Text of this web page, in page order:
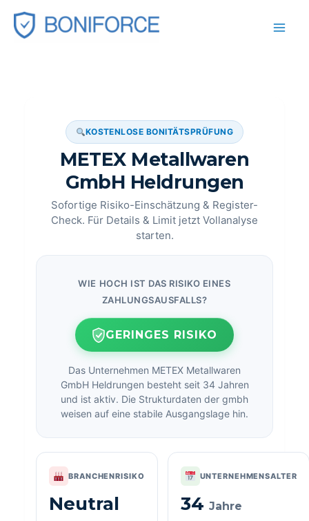
Zum
Inhalt
KOSTENLOSE BONITÄTSPRÜFUNG
METEX Metallwaren
GmbH Heldrungen
Sofortige Risiko-Einschätzung & Register-
Check. Für Details & Limit jetzt Vollanalyse
starten.
WIE HOCH IST DAS RISIKO EINES
ZAHLUNGSAUSFALLS?
GERINGES RISIKO
Das Unternehmen METEX Metallwaren
GmbH Heldrungen besteht seit 34 Jahren
und ist aktiv. Die Strukturdaten der gmbh
weisen auf eine stabile Ausgangslage hin.
BRANCHENRISIKO
Neutral
UNTERNEHMENSALTER
34 Jahre